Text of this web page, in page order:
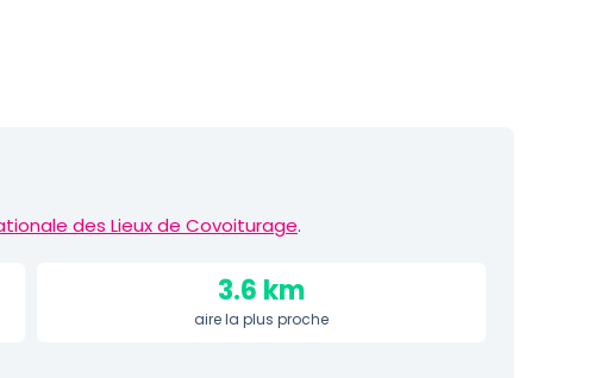
des Lieux de Covoiturage.
3.6 km
aire la plus proche